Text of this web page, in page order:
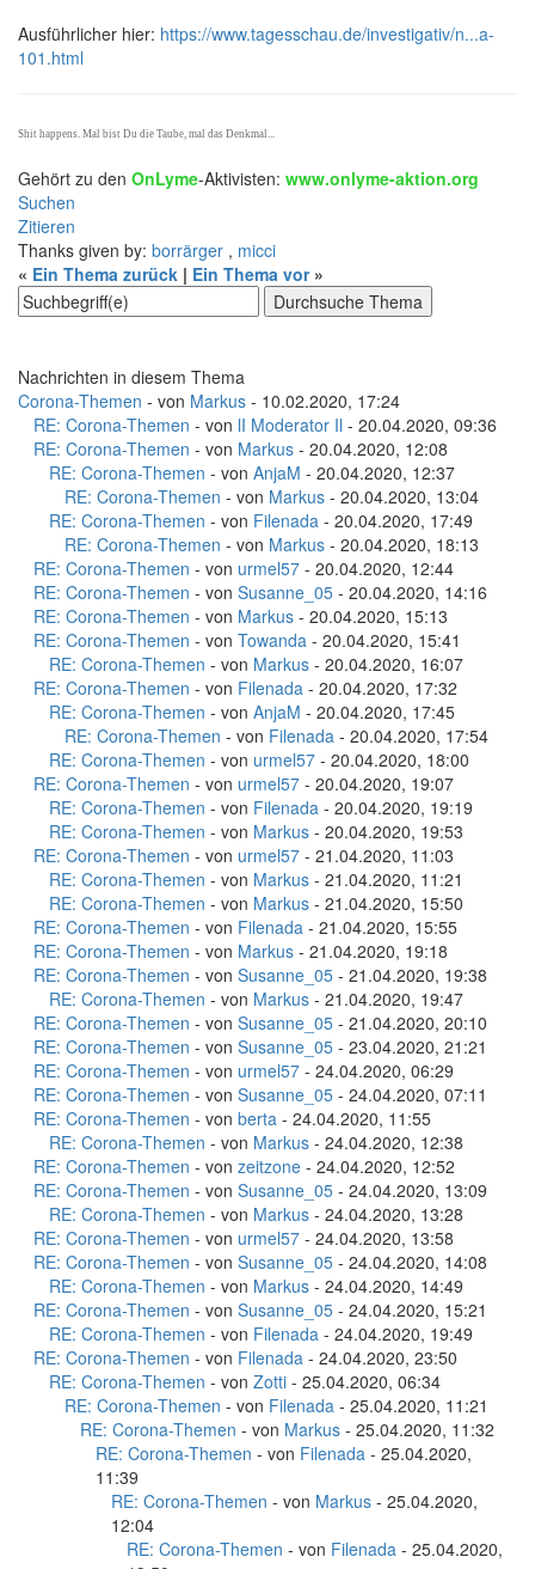
Ausführlicher hier: https://www.tagesschau.de/investigativ/n...a-
101.html
Shit happens. Mal bist Du die Taube, mal das Denkmal...
Gehört zu den OnLyme-Aktivisten: www.onlyme-aktion.org
Suchen
Zitieren
Thanks given by: borrärger , micci
« Ein Thema zurück | Ein Thema vor»
Nachrichten in diesem Thema
Corona-Themen - von Markus - 10.02.2020, 17:24
RE: Corona-Themen - von lI Moderator Il - 20.04.2020, 09:36
RE: Corona-Themen - von Markus - 20.04.2020, 12:08
RE: Corona-Themen - von AnjaM - 20.04.2020, 12:37
RE: Corona-Themen - von Markus - 20.04.2020, 13:04
RE: Corona-Themen - von Filenada - 20.04.2020, 17:49
RE: Corona-Themen - von Markus - 20.04.2020, 18:13
RE: Corona-Themen - von urmel57 - 20.04.2020, 12:44
RE: Corona-Themen - von Susanne_05 - 20.04.2020, 14:16
RE: Corona-Themen - von Markus - 20.04.2020, 15:13
RE: Corona-Themen - von Towanda - 20.04.2020, 15:41
RE: Corona-Themen - von Markus - 20.04.2020, 16:07
RE: Corona-Themen - von Filenada - 20.04.2020, 17:32
RE: Corona-Themen - von AnjaM - 20.04.2020, 17:45
RE: Corona-Themen - von Filenada - 20.04.2020, 17:54
RE: Corona-Themen - von urmel57 - 20.04.2020, 18:00
RE: Corona-Themen - von urmel57 - 20.04.2020, 19:07
RE: Corona-Themen - von Filenada - 20.04.2020, 19:19
RE: Corona-Themen - von Markus - 20.04.2020, 19:53
RE: Corona-Themen - von urmel57 - 21.04.2020, 11:03
RE: Corona-Themen - von Markus - 21.04.2020, 11:21
RE: Corona-Themen - von Markus - 21.04.2020, 15:50
RE: Corona-Themen - von Filenada - 21.04.2020, 15:55
RE: Corona-Themen - von Markus - 21.04.2020, 19:18
RE: Corona-Themen - von Susanne_05 - 21.04.2020, 19:38
RE: Corona-Themen - von Markus - 21.04.2020, 19:47
RE: Corona-Themen - von Susanne_05 - 21.04.2020, 20:10
RE: Corona-Themen - von Susanne_05 - 23.04.2020, 21:21
RE: Corona-Themen - von urmel57 - 24.04.2020, 06:29
RE: Corona-Themen - von Susanne_05 - 24.04.2020, 07:11
RE: Corona-Themen - von berta - 24.04.2020, 11:55
RE: Corona-Themen - von Markus - 24.04.2020, 12:38
RE: Corona-Themen - von zeitzone - 24.04.2020, 12:52
RE: Corona-Themen - von Susanne_05 - 24.04.2020, 13:09
RE: Corona-Themen - von Markus - 24.04.2020, 13:28
RE: Corona-Themen - von urmel57 - 24.04.2020, 13:58
RE: Corona-Themen - von Susanne_05 - 24.04.2020, 14:08
RE: Corona-Themen - von Markus - 24.04.2020, 14:49
RE: Corona-Themen - von Susanne_05 - 24.04.2020, 15:21
RE: Corona-Themen - von Filenada - 24.04.2020, 19:49
RE: Corona-Themen - von Filenada - 24.04.2020, 23:50
RE: Corona-Themen - von Zotti - 25.04.2020, 06:34
RE: Corona-Themen - von Filenada - 25.04.2020, 11:21
RE: Corona-Themen - von Markus - 25.04.2020, 11:32
RE: Corona-Themen - von Filenada - 25.04.2020,
11:39
RE: Corona-Themen - von Markus - 25.04.2020,
12:04
RE: Corona-Themen - von Filenada - 25.04.2020,